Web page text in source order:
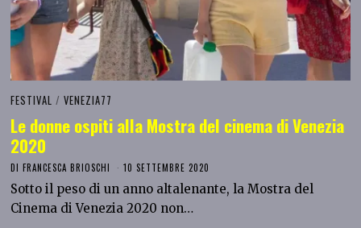
FESTIVAL / VENEZIA77
Le donne ospiti alla Mostra del cinema di Venezia
2020
DIFRANCESCA BRIOSCHI 10 SETTEMBRE 2020
Sotto il peso di un anno altalenante, la Mostra del
Cinema di Venezia 2020 non…